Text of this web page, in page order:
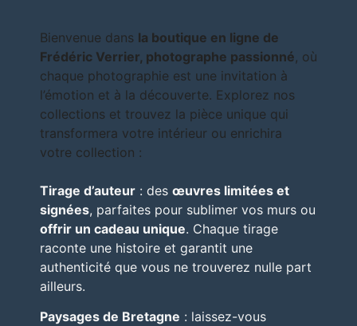
Bienvenue dans la boutique en ligne de
Frédéric Verrier, photographe passionné, où
chaque photographie est une invitation à
l’émotion et à la découverte. Explorez nos
collections et trouvez la pièce unique qui
transformera votre intérieur ou enrichira
votre collection :
Tirage d’auteur : des œuvres limitées et
signées, parfaites pour sublimer vos murs ou
offrir un cadeau unique. Chaque tirage
raconte une histoire et garantit une
authenticité que vous ne trouverez nulle part
ailleurs.
Paysages de Bretagne : laissez-vous